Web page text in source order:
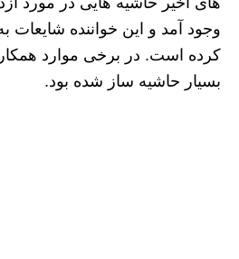
وجود آمد و این خواننده شایعات
کرده است. در برخی موارد
بسیار حاشیه ساز شده بود.